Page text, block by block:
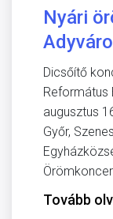
Nyári
Dicsőítő
Református
augusztus
Győr,
Tovább